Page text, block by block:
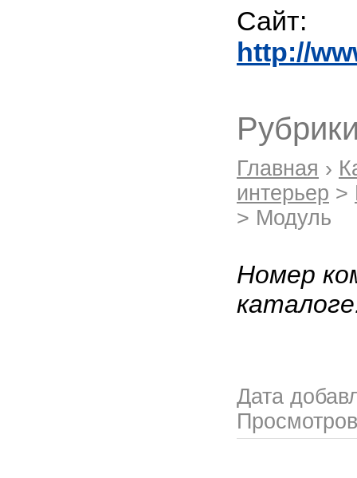
Сайт:
http://
Главная ›
интерьер >
> Модуль
Номер
Дата